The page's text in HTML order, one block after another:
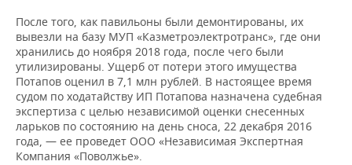
После того, как павильоны были демонтированы, их
вывезли на базу МУП «Казметроэлектротранс», где они
хранились до ноября 2018 года, после чего были
утилизированы. Ущерб от потери этого имущества
Потапов оценил в 7,1 млн рублей. В настоящее время
судом по ходатайству ИП Потапова назначена судебная
экспертиза с целью независимой оценки снесенных
ларьков по состоянию на день сноса, 22 декабря 2016
года, — ее проведет ООО «Независимая Экспертная
Компания «Поволжье».